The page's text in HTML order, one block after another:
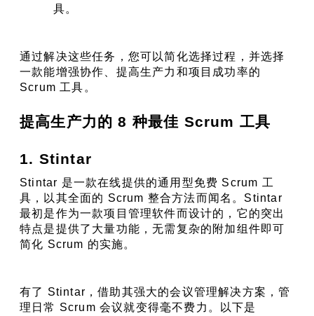
具。
通过解决这些任务，您可以简化选择过程，并选择
一款能增强协作、提高生产力和项目成功率的
Scrum 工具。
提高生产力的 8 种最佳 Scrum 工具
1. Stintar
Stintar 是一款在线提供的通用型免费 Scrum 工
具，以其全面的 Scrum 整合方法而闻名。Stintar
最初是作为一款项目管理软件而设计的，它的突出
特点是提供了大量功能，无需复杂的附加组件即可
简化 Scrum 的实施。
有了 Stintar，借助其强大的会议管理解决方案，管
理日常 Scrum 会议就变得毫不费力。以下是